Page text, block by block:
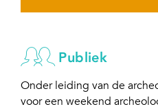
Publiek
Onder leiding van de
voor een weekend